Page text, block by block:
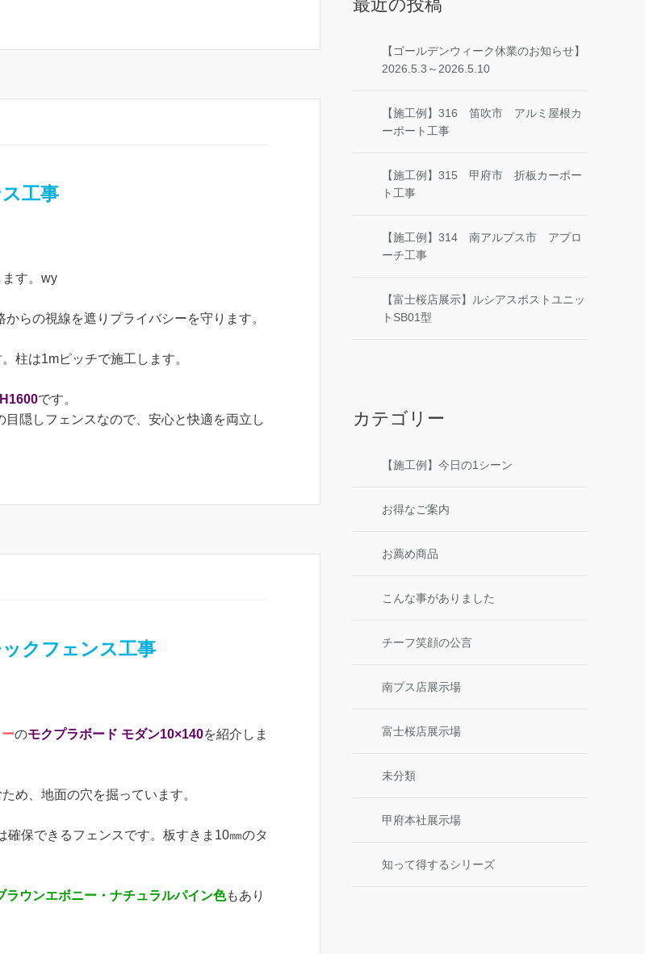
工事
ます。wy
らの視線を遮りプライバシーを守ります。
柱は1mピッチで施工します。
です。
目隠しフェンスなので、安心と快適を両立し
クフェンス工事
のモクプラボード モダン10×140を紹介しま
め、地面の穴を掘っています。
保できるフェンスです。板すきま10㎜のタ
ラウンエボニー・ナチュラルパイン色もあり
最近の投稿
【ゴールデンウィーク休業のお知らせ】
2026.5.3～2026.5.10
【施工例】316 笛吹市 アルミ屋根カ
ーポート工事
【施工例】315 甲府市 折板カーポー
ト工事
【施工例】314 南アルプス市 アプロ
ーチ工事
【富士桜店展示】ルシアスポストユニッ
トSB01型
カテゴリー
【施工例】今日の1シーン
お得なご案内
お薦め商品
こんな事がありました
チーフ笑顔の公言
南プス店展示場
富士桜店展示場
未分類
甲府本社展示場
知って得するシリーズ